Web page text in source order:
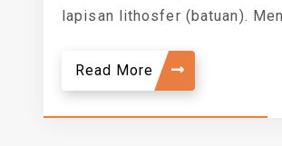
lapisan lithosfer (batuan).
Read More